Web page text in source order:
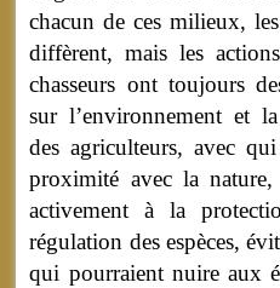
chacun de ces milieux,
diffèrent, mais les
chasseurs ont toujours
sur l’environnement et
des agriculteurs, avec
proximité avec la nature,
activement à la
régulation des espèces,
qui pourraient nuire aux